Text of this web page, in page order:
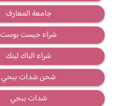
جامعة المعارف
شراء جيست بوست
شراء الباك لينك
شحن شدات ببحي
شدات ببجي